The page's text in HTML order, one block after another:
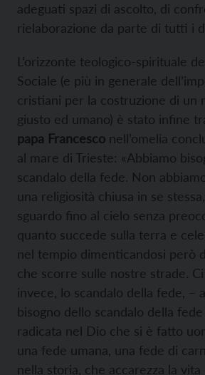
adeguati spazi di ascolto, di
rielaborazione da parte di tutti i
L’orizzonte teologico-spirituale
Sociale (e più in generale
cristiani per la costruzione di un
giusto ed umano) è stato infine
papa Francesco nell’omelia
al mare di Trieste: «Abbiamo
scandalo della fede. Non
una religiosità chiusa in se
sguardo fino al cielo senza
quanto succede sulla terra e
nel tempio dimenticandosi però
che scorre sulle nostre strade. Ci
invece, lo scandalo della fede, –
bisogno dello scandalo della
radicata nel Dio che si è fatto
una fede umana, una fede di
nella storia, che accarezza la vita